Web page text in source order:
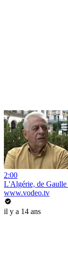
2:00
L'Algérie, de Gaulle
www.vodeo.tv
il y a 14 ans